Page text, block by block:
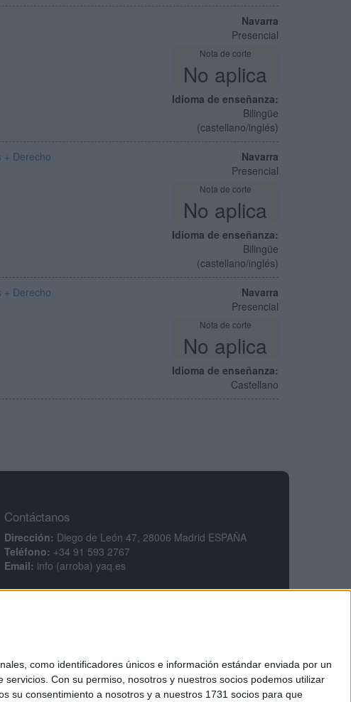
como identificadores únicos e información estándar enviada por un
servicios. Con su permiso, nosotros y nuestros socios podemos utilizar
su consentimiento a nosotros y a nuestros 1731 socios para que
Navarra
Presencial
Nota de corte
No aplica
Idioma de enseñanza:
Bilingüe
(castellano/inglés)
Navarra
Presencial
Nota de corte
No aplica
Idioma de enseñanza:
Bilingüe
(castellano/inglés)
+ Derecho
Navarra
Presencial
Nota de corte
No aplica
Idioma de enseñanza:
Castellano
+ Derecho
Contáctanos
Dirección: Diego de León 47, 28006 Madrid ESPAÑA
Teléfono: +34 91 593 2767
Email: info (arroba) yaq.es
Política de cookies